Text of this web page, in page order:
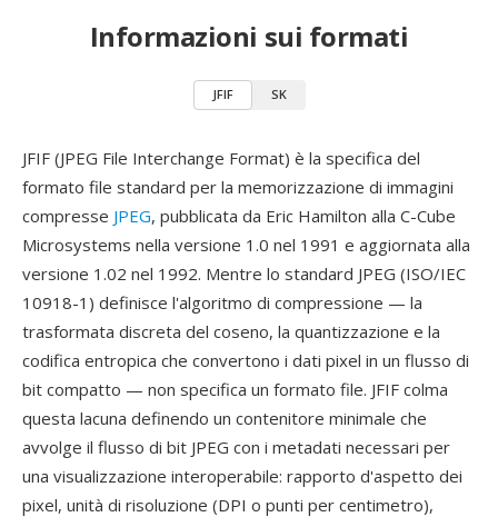
Informazioni sui formati
JFIF SK
JFIF (JPEG File Interchange Format) è la specifica del
formato file standard per la memorizzazione di immagini
compresse JPEG, pubblicata da Eric Hamilton alla C-Cube
Microsystems nella versione 1.0 nel 1991 e aggiornata alla
versione 1.02 nel 1992. Mentre lo standard JPEG (ISO/IEC
10918-1) definisce l'algoritmo di compressione — la
trasformata discreta del coseno, la quantizzazione e la
codifica entropica che convertono i dati pixel in un flusso di
bit compatto — non specifica un formato file. JFIF colma
questa lacuna definendo un contenitore minimale che
avvolge il flusso di bit JPEG con i metadati necessari per
una visualizzazione interoperabile: rapporto d'aspetto dei
pixel, unità di risoluzione (DPI o punti per centimetro),